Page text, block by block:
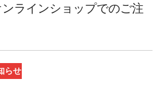
ラインショップでのご注
らせ